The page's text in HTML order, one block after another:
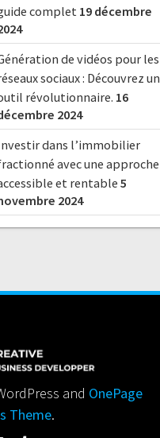
complet 19 décembre
de vidéos pour les
sociaux : Découvrez un
révolutionnaire. 16
2024
dans l’immobilier
avec une approche
et rentable 5
2024
and OnePage
Theme.